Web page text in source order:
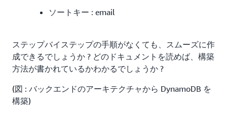
ソートキー : email
ステップバイステップの手順がなくても、スムーズに作
成できるでしょうか ? どのドキュメントを読めば、構築
方法が書かれているかわかるでしょうか ?
(図 : バックエンドのアーキテクチャから DynamoDB を
構築)